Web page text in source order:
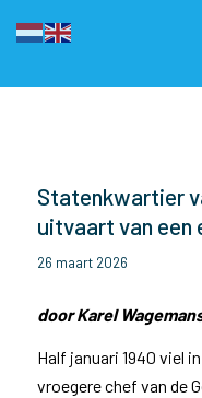
Statenkwartier
uitvaart van een
26 maart 2026
door Karel
Half januari 1940 viel
vroegere chef van de